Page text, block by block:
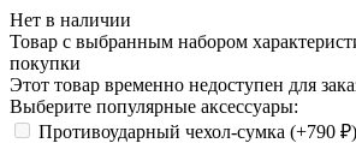
Нет в наличии
Товар с выбранным набором
покупки
Этот товар временно недоступен для
Выберите популярные аксессуары:
Противоударный чехол-сумка (+790 ₽)